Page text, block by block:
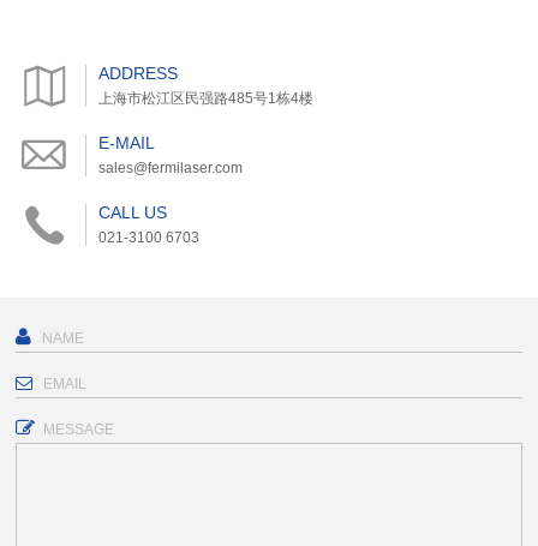
ADDRESS
上海市松江区民强路485号1栋4楼
E-MAIL
sales@fermilaser.com
CALL US
021-3100 6703
MESSAGE